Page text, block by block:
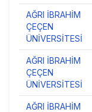
AĞRI İBRAHİM
ÇEÇEN
ÜNİVERSİTESİ
AĞRI İBRAHİM
ÇEÇEN
ÜNİVERSİTESİ
AĞRI İBRAHİM